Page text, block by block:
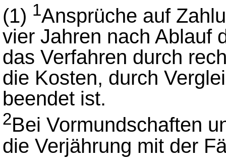
(1) 1Ansprüche auf
vier Jahren nach Ablauf
das Verfahren durch
die Kosten, durch
beendet ist.
2Bei Vormundschaften
die Verjährung mit der